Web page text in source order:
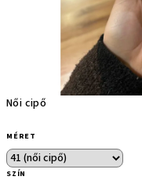
Női cipő
MÉRET
SZÍN